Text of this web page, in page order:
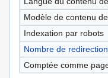
Modèle de contenu
Indexation par robots
Nombre de
Comptée comme